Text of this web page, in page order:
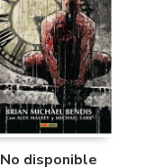
No disponible